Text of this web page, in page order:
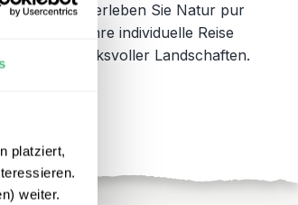
platziert,
weiter.
und Sabah erleben Sie Natur pur
wir Ihnen Ihre individuelle Reise
und eindrucksvoller Landschaften.